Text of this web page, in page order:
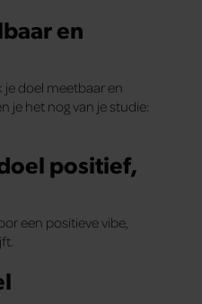
en
je doel meetbaar en
je het nog van je studie:
positief,
een positieve vibe,